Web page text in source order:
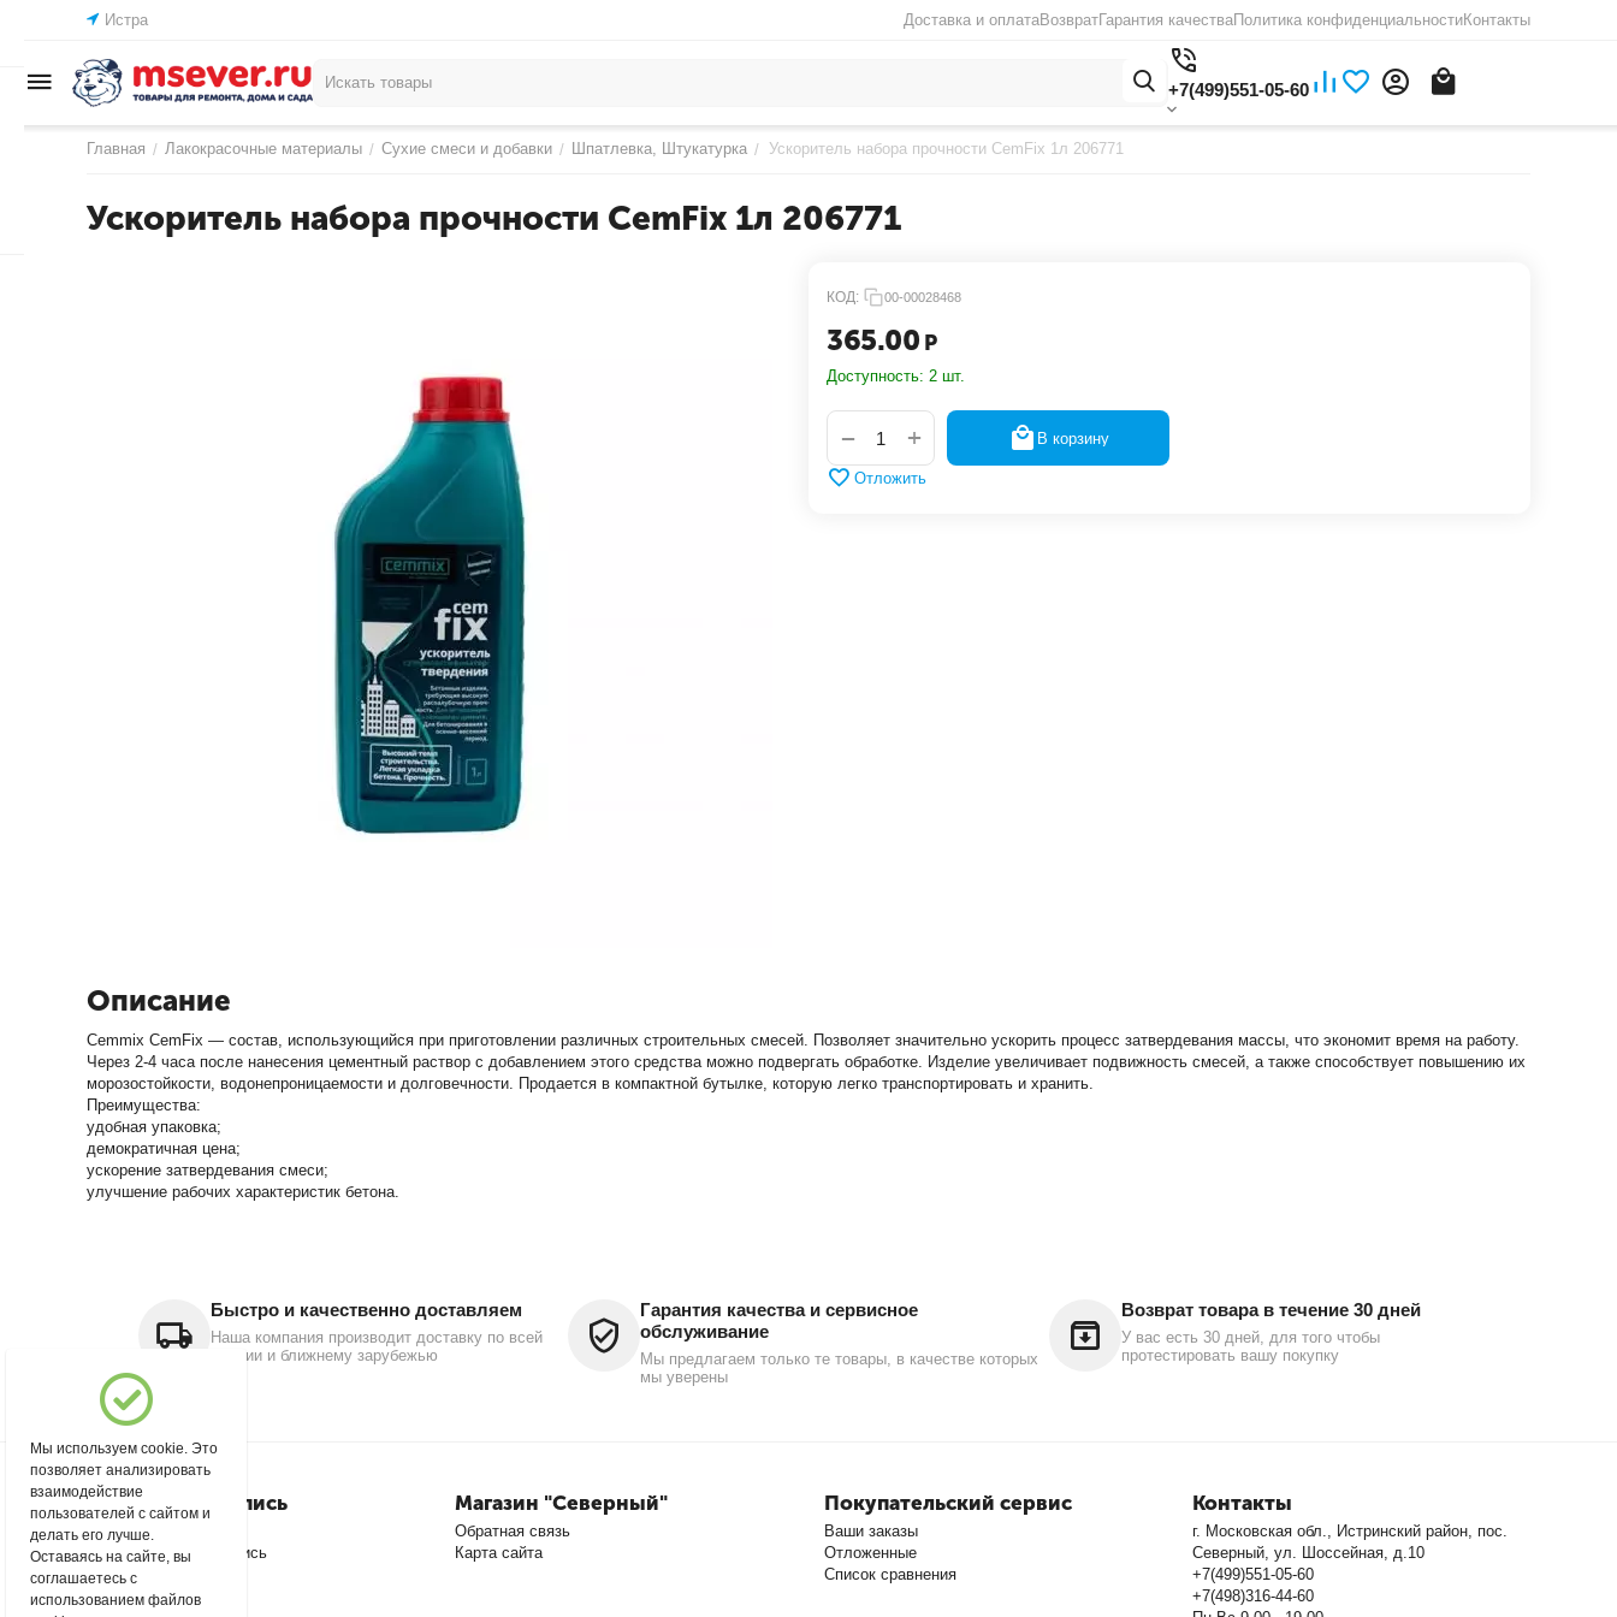
Истра Доставка и оплатаВозвратГарантия качестваПолитика конфиденциальностиКонтакты
+7(499)551-05-60
Главная / Лакокрасочные материалы / Сухие смеси и добавки / Шпатлевка, Штукатурка / Ускоритель набора прочности CemFix 1л 206771
Ускоритель набора прочности CemFix 1л 206771
КОД: 00-00028468
365.00 Р
Доступность: 2 шт.
+
− В корзину
Отложить
Описание
Cemmix CemFix — состав, использующийся при приготовлении различных строительных смесей. Позволяет значительно ускорить процесс затвердевания массы, что экономит время на работу.
Через 2-4 часа после нанесения цементный раствор с добавлением этого средства можно подвергать обработке. Изделие увеличивает подвижность смесей, а также способствует повышению их
морозостойкости, водонепроницаемости и долговечности. Продается в компактной бутылке, которую легко транспортировать и хранить.
Преимущества:
удобная упаковка;
демократичная цена;
ускорение затвердевания смеси;
улучшение рабочих характеристик бетона.
Быстро и качественно доставляем
Наша компания производит доставку по всей
России и ближнему зарубежью
Гарантия качества и сервисное
обслуживание
Мы предлагаем только те товары, в качестве которых
мы уверены
Возврат товара в течение 30 дней
У вас есть 30 дней, для того чтобы
протестировать вашу покупку
Моя учетная запись
Войти
Создать учетную запись
Магазин "Северный"
Обратная связь
Карта сайта
Покупательский сервис
Ваши заказы
Отложенные
Список сравнения
Контакты
г. Московская обл., Истринский район, пос.
Северный, ул. Шоссейная, д.10
+7(499)551-05-60
+7(498)316-44-60
Мы используем cookie. Это
позволяет анализировать
взаимодействие
пользователей с сайтом и
делать его лучше.
Оставаясь на сайте, вы
соглашаетесь с
использованием файлов